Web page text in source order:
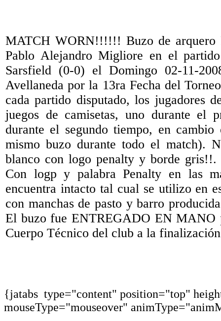
MATCH WORN!!!!!! Buzo de arquero
Pablo Alejandro Migliore en el
Sarsfield (0-0) el Domingo 02-11-
Avellaneda por la 13ra Fecha del
cada partido disputado, los jugadores
juegos de camisetas, uno durante el
durante el segundo tiempo, en
mismo buzo durante todo el match).
blanco con logo penalty y borde
Con logp y palabra Penalty en las
encuentra intacto tal cual se utilizo en
con manchas de pasto y barro
El buzo fue ENTREGADO EN MANO
Cuerpo Técnico del club a la
{jatabs type="content" position="top"
mouseType="mouseover"